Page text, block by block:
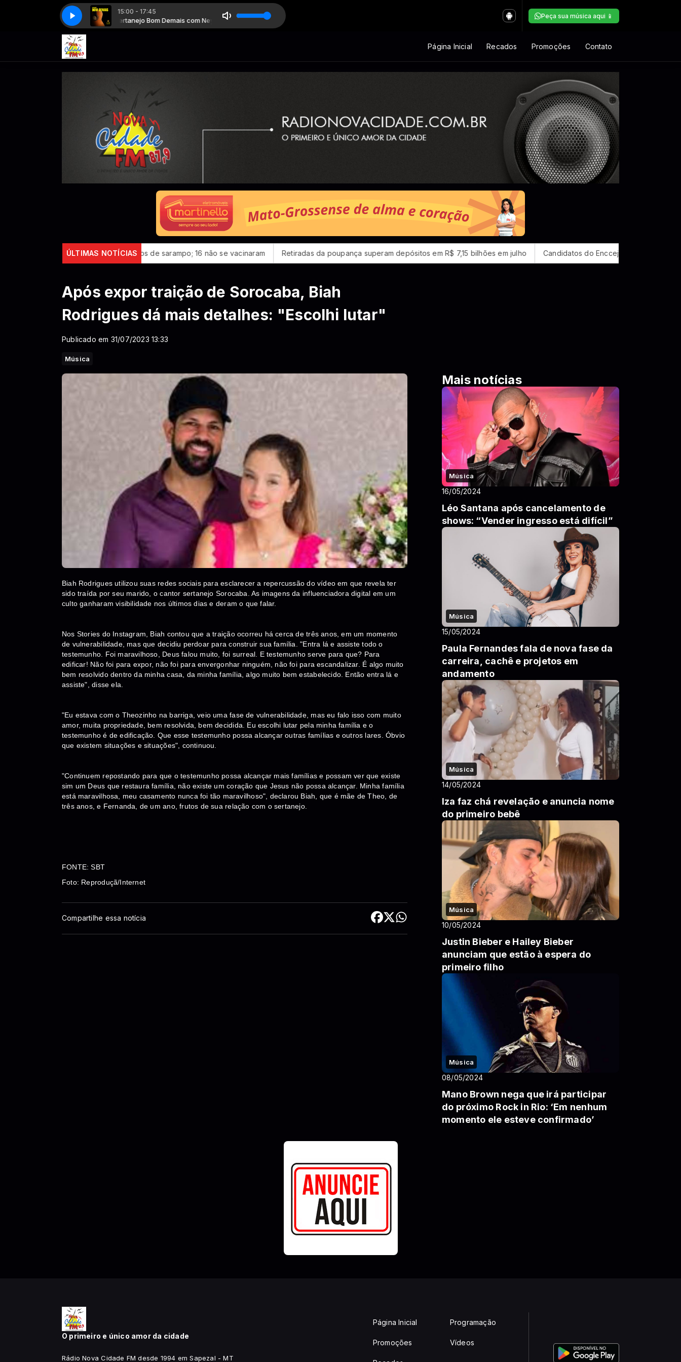
15:00 - 17:45
Demais com Neymar BrunSertanejo Bom Demais com Neymar Brun
Peça sua música aqui 📱
Página Inicial Recados Promoções Contato
ÚLTIMAS NOTÍCIAS
Paulo confirma 23 casos de sarampo; 16 não se vacinaram Retiradas da poupança superam depósitos em R$ 7,15 bilhões em julho Candidatos do Encceja 2026 podem consultar o
Após expor traição de Sorocaba, Biah
Rodrigues dá mais detalhes: "Escolhi lutar"
Publicado em 31/07/2023 13:33
Música
Biah Rodrigues utilizou suas redes sociais para esclarecer a repercussão do vídeo em que revela ter
sido traída por seu marido, o cantor sertanejo Sorocaba. As imagens da influenciadora digital em um
culto ganharam visibilidade nos últimos dias e deram o que falar.
Nos Stories do Instagram, Biah contou que a traição ocorreu há cerca de três anos, em um momento
de vulnerabilidade, mas que decidiu perdoar para construir sua família. "Entra lá e assiste todo o
testemunho. Foi maravilhoso, Deus falou muito, foi surreal. E testemunho serve para que? Para
edificar! Não foi para expor, não foi para envergonhar ninguém, não foi para escandalizar. É algo muito
bem resolvido dentro da minha casa, da minha família, algo muito bem estabelecido. Então entra lá e
assiste", disse ela.
"Eu estava com o Theozinho na barriga, veio uma fase de vulnerabilidade, mas eu falo isso com muito
amor, muita propriedade, bem resolvida, bem decidida. Eu escolhi lutar pela minha família e o
testemunho é de edificação. Que esse testemunho possa alcançar outras famílias e outros lares. Óbvio
que existem situações e situações", continuou.
"Continuem repostando para que o testemunho possa alcançar mais famílias e possam ver que existe
sim um Deus que restaura família, não existe um coração que Jesus não possa alcançar. Minha família
está maravilhosa, meu casamento nunca foi tão maravilhoso", declarou Biah, que é mãe de Theo, de
três anos, e Fernanda, de um ano, frutos de sua relação com o sertanejo.
FONTE: SBT
Foto: Reproduçã/Internet
Compartilhe essa notícia
Mais notícias
Música
16/05/2024
Léo Santana após cancelamento de
shows: “Vender ingresso está difícil”
Música
15/05/2024
Paula Fernandes fala de nova fase da
carreira, cachê e projetos em
andamento
Música
14/05/2024
Iza faz chá revelação e anuncia nome
do primeiro bebê
Música
10/05/2024
Justin Bieber e Hailey Bieber
anunciam que estão à espera do
primeiro filho
Música
08/05/2024
Mano Brown nega que irá participar
do próximo Rock in Rio: ‘Em nenhum
momento ele esteve confirmado’
O primeiro e único amor da cidade
Rádio Nova Cidade FM desde 1994 em Sapezal - MT
Página Inicial
Promoções
Programação
Vídeos